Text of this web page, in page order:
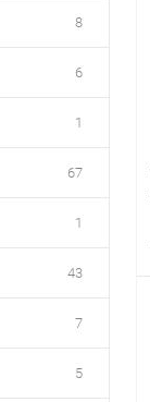
8
6
1
67
1
43
7
5